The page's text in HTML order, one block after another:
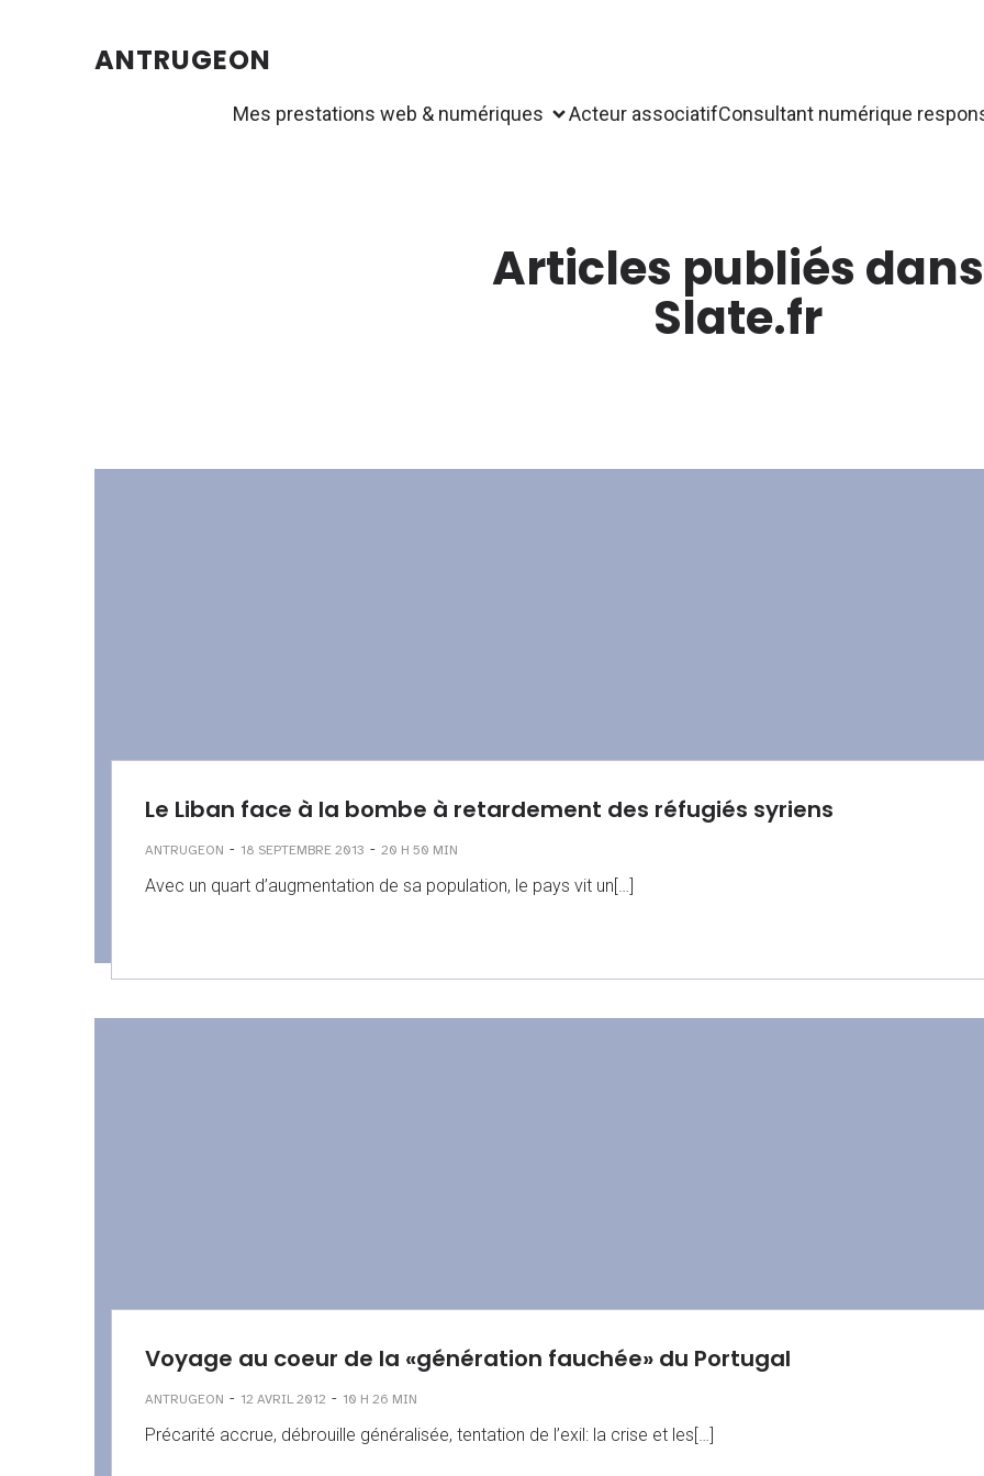
ANTRUGEON
Mes prestations web & numériques Acteur associatifConsultant numérique
Articles publiés dans
Slate.fr
Le Liban face à la bombe à retardement des réfugiés syriens
ANTRUGEON - 18 SEPTEMBRE 2013 - 20 H 50 MIN
Avec un quart d’augmentation de sa population, le pays vit un[…]
Voyage au coeur de la «génération fauchée» du Portugal
ANTRUGEON - 12 AVRIL 2012 - 10 H 26 MIN
Précarité accrue, débrouille généralisée, tentation de l’exil: la crise et les[…]